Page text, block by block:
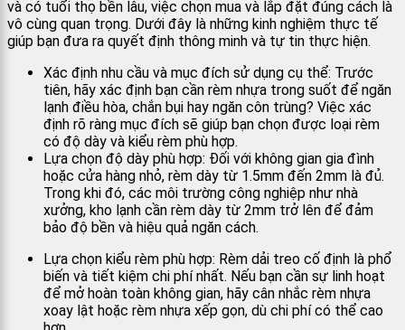
và có tuổi thọ bền lâu, việc chọn mua và lắp đặt đúng cách là
vô cùng quan trọng. Dưới đây là những kinh nghiệm thực tế
giúp bạn đưa ra quyết định thông minh và tự tin thực hiện.
Xác định nhu cầu và mục đích sử dụng cụ thể: Trước
tiên, hãy xác định bạn cần rèm nhựa trong suốt để ngăn
lạnh điều hòa, chắn bụi hay ngăn côn trùng? Việc xác
định rõ ràng mục đích sẽ giúp bạn chọn được loại rèm
có độ dày và kiểu rèm phù hợp.
Lựa chọn độ dày phù hợp: Đối với không gian gia đình
hoặc cửa hàng nhỏ, rèm dày từ 1.5mm đến 2mm là đủ.
Trong khi đó, các môi trường công nghiệp như nhà
xưởng, kho lạnh cần rèm dày từ 2mm trở lên để đảm
bảo độ bền và hiệu quả ngăn cách.
Lựa chọn kiểu rèm phù hợp: Rèm dải treo cố định là phổ
biến và tiết kiệm chi phí nhất. Nếu bạn cần sự linh hoạt
để mở hoàn toàn không gian, hãy cân nhắc rèm nhựa
xoay lật hoặc rèm nhựa xếp gọn, dù chi phí có thể cao